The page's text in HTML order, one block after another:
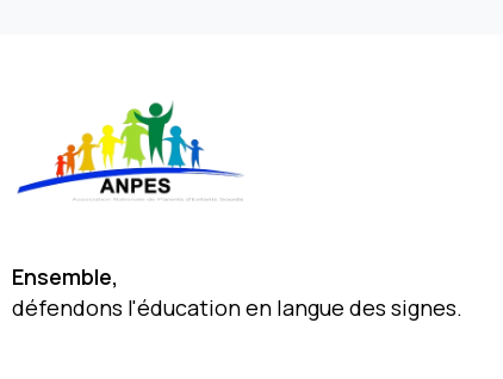
Ensemble,
défendons l'éducation en langue des signes.